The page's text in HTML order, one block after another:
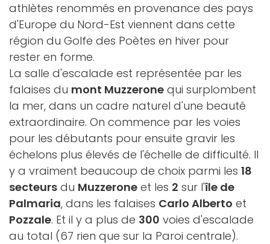
athlètes renommés en provenance des pays
d'Europe du Nord-Est viennent dans cette
région du Golfe des Poètes en hiver pour
rester en forme.
La salle d'escalade est représentée par les
falaises du mont Muzzerone qui surplombent
la mer, dans un cadre naturel d'une beauté
extraordinaire. On commence par les voies
pour les débutants pour ensuite gravir les
échelons plus élevés de l'échelle de difficulté. Il
y a vraiment beaucoup de choix parmi les 18
secteurs du Muzzerone et les 2 sur l'île de
Palmaria, dans les falaises Carlo Alberto et
Pozzale. Et il y a plus de 300 voies d'escalade
au total (67 rien que sur la Paroi centrale).